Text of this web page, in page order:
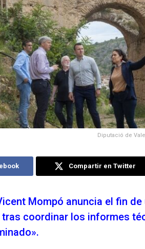
Diputació de
Compartir en Twitter
Mompó anuncia el fin
coordinar los informes